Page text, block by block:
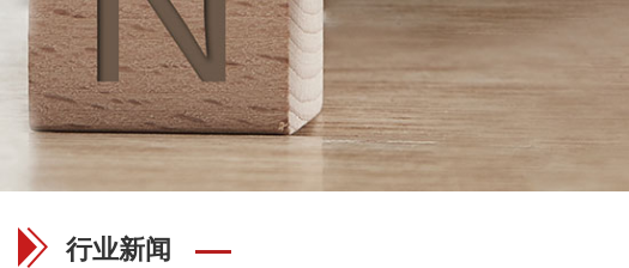
行业新闻